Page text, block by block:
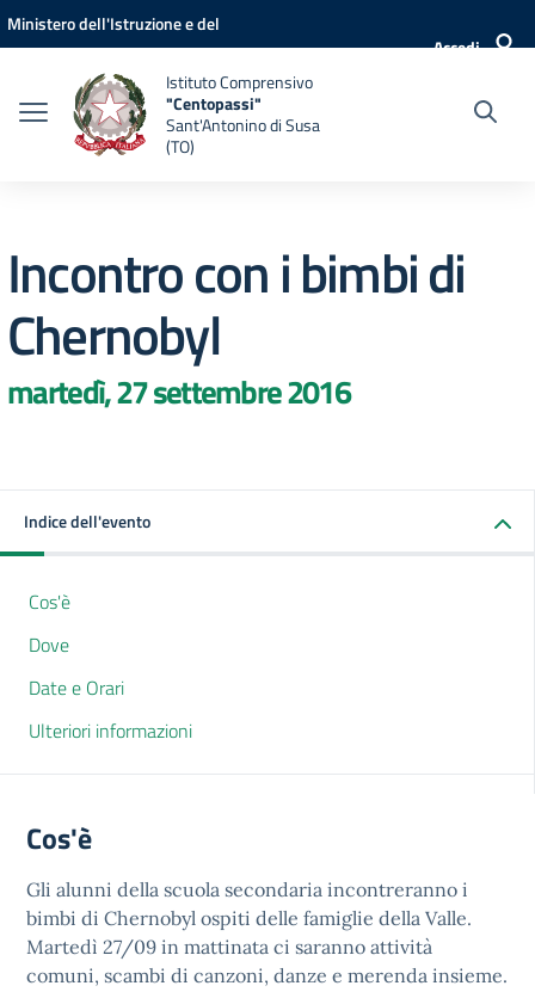
Vai ai contenuti
Vai al menu di navigazione
Vai al footer
Ministero dell'Istruzione e del
Accedi
Istituto Comprensivo
"Centopassi"
Sant'Antonino di Susa
(TO)
Incontro con i bimbi di
Chernobyl
martedì, 27 settembre 2016
Indice dell'evento
Cos'è
Dove
Date e Orari
Ulteriori informazioni
Cos'è
Gli alunni della scuola secondaria incontreranno i
bimbi di Chernobyl ospiti delle famiglie della Valle.
Martedì 27/09 in mattinata ci saranno attività
comuni, scambi di canzoni, danze e merenda insieme.